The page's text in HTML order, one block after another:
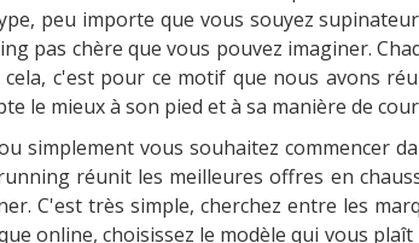
peu importe que vous souyez
pas chère que vous pouvez imaginer.
c'est pour ce motif que nous avons
le mieux à son pied et à sa manière de
vous souhaitez commencer
réunit les meilleures offres en
C'est très simple, cherchez entre les
online, choisissez le modèle qui vous